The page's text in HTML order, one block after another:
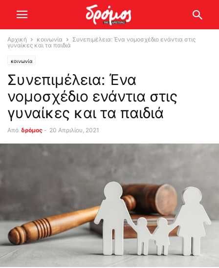
Αρχική κοινωνία
Συνεπιμέλεια: Ένα νομοσχέδιο ενάντια στις
γυναίκες και τα παιδιά
κοινωνία
Συνεπιμέλεια: Ένα
νομοσχέδιο ενάντια στις
γυναίκες και τα παιδιά
Από δρόμος - 20 Απριλίου, 2021